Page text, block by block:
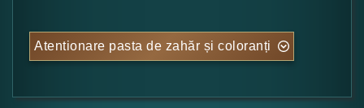
Atentionare pasta de zahăr și coloranți